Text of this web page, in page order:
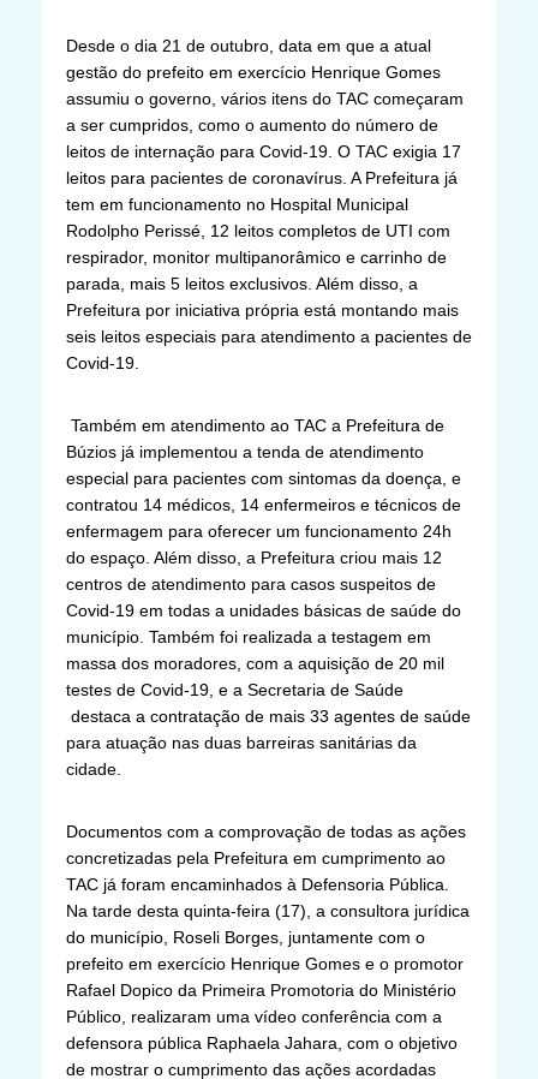
Desde o dia 21 de outubro, data em que a atual
gestão do prefeito em exercício Henrique Gomes
assumiu o governo, vários itens do TAC começaram
a ser cumpridos, como o aumento do número de
leitos de internação para Covid-19. O TAC exigia 17
leitos para pacientes de coronavírus. A Prefeitura já
tem em funcionamento no Hospital Municipal
Rodolpho Perissé, 12 leitos completos de UTI com
respirador, monitor multipanorâmico e carrinho de
parada, mais 5 leitos exclusivos. Além disso, a
Prefeitura por iniciativa própria está montando mais
seis leitos especiais para atendimento a pacientes de
Covid-19.
Também em atendimento ao TAC a Prefeitura de
Búzios já implementou a tenda de atendimento
especial para pacientes com sintomas da doença, e
contratou 14 médicos, 14 enfermeiros e técnicos de
enfermagem para oferecer um funcionamento 24h
do espaço. Além disso, a Prefeitura criou mais 12
centros de atendimento para casos suspeitos de
Covid-19 em todas a unidades básicas de saúde do
município. Também foi realizada a testagem em
massa dos moradores, com a aquisição de 20 mil
testes de Covid-19, e a Secretaria de Saúde
destaca a contratação de mais 33 agentes de saúde
para atuação nas duas barreiras sanitárias da
cidade.
Documentos com a comprovação de todas as ações
concretizadas pela Prefeitura em cumprimento ao
TAC já foram encaminhados à Defensoria Pública.
Na tarde desta quinta-feira (17), a consultora jurídica
do município, Roseli Borges, juntamente com o
prefeito em exercício Henrique Gomes e o promotor
Rafael Dopico da Primeira Promotoria do Ministério
Público, realizaram uma vídeo conferência com a
defensora pública Raphaela Jahara, com o objetivo
de mostrar o cumprimento das ações acordadas